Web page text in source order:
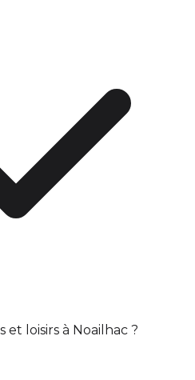
loisirs à Noailhac ?